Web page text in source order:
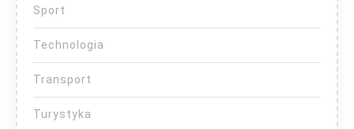
Sport
Technologia
Transport
Turystyka